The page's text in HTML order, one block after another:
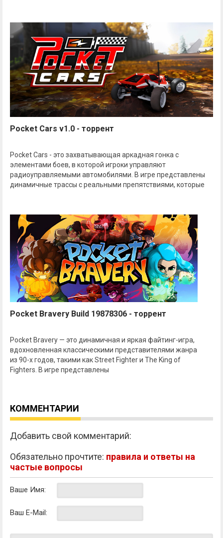
Pocket Cars v1.0 - торрент
Pocket Cars - это захватывающая аркадная гонка с
элементами боев, в которой игроки управляют
радиоуправляемыми автомобилями. В игре представлены
динамичные трассы с реальными препятствиями, которые
Pocket Bravery Build 19878306 - торрент
Pocket Bravery — это динамичная и яркая файтинг-игра,
вдохновленная классическими представителями жанра
из 90-х годов, такими как Street Fighter и The King of
Fighters. В игре представлены
КОММЕНТАРИИ
Добавить свой комментарий:
Обязательно прочтите: правила и ответы на
частые вопросы
Ваше Имя:
Ваш E-Mail: